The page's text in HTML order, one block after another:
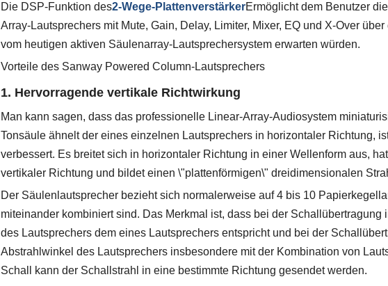
Die DSP-Funktion des2-Wege-PlattenverstärkerErmöglicht dem Benutzer
Array-Lautsprechers mit Mute, Gain, Delay, Limiter, Mixer, EQ und X-Over
vom heutigen aktiven Säulenarray-Lautsprechersystem erwarten würden.
Vorteile des Sanway Powered Column-Lautsprechers
1. Hervorragende vertikale Richtwirkung
Man kann sagen, dass das professionelle Linear-Array-Audiosystem
Tonsäule ähnelt der eines einzelnen Lautsprechers in horizontaler Richtung,
verbessert. Es breitet sich in horizontaler Richtung in einer Wellenform aus,
vertikaler Richtung und bildet einen \"plattenförmigen\" dreidimensionalen
Der Säulenlautsprecher bezieht sich normalerweise auf 4 bis 10
miteinander kombiniert sind. Das Merkmal ist, dass bei der Schallübertragung
des Lautsprechers dem eines Lautsprechers entspricht und bei der
Abstrahlwinkel des Lautsprechers insbesondere mit der Kombination von
Schall kann der Schallstrahl in eine bestimmte Richtung gesendet werden.